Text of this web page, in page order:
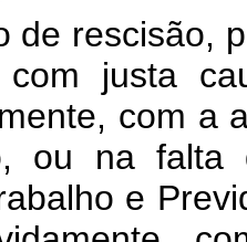
rescisão,
com justa
com a
ou na falta
e